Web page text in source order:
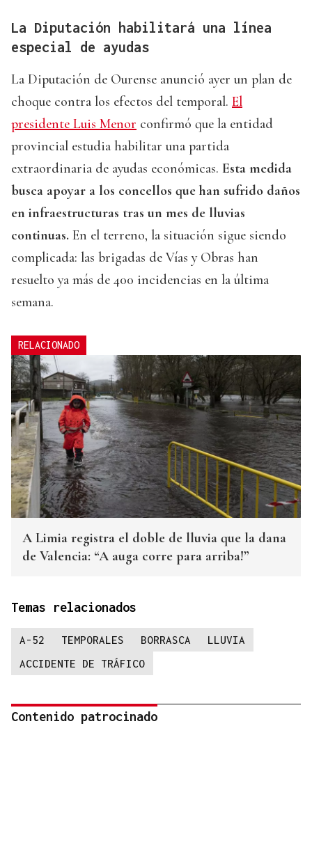
La Diputación habilitará una línea
especial de ayudas
La Diputación de Ourense anunció ayer un plan de
choque contra los efectos del temporal. El
presidente Luis Menor confirmó que la entidad
provincial estudia habilitar una partida
extraordinaria de ayudas económicas. Esta medida
busca apoyar a los concellos que han sufrido daños
en infraestructuras tras un mes de lluvias
continuas. En el terreno, la situación sigue siendo
complicada: las brigadas de Vías y Obras han
resuelto ya más de 400 incidencias en la última
semana.
RELACIONADO
A Limia registra el doble de lluvia que la dana
de Valencia: “A auga corre para arriba!”
Temas relacionados
A-52 TEMPORALES BORRASCA
LLUVIA
ACCIDENTE DE TRÁFICO
Contenido patrocinado